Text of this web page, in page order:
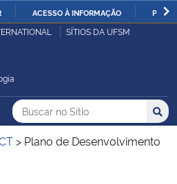
IR
ACESSO À INFORMAÇÃO
SÍTIOS DA UFSM
do Sítio
Busca
Buscar no no Sítio
Busca:
> Plano de Desenvolvimento